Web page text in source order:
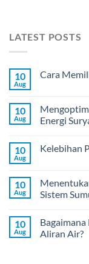
LATEST POSTS
10
Aug
Cara
10
Aug
Energi
10
Aug
Kelebihan
10
Aug
Sistem
10
Aug
Aliran Air?